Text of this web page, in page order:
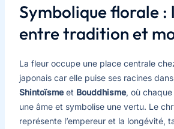
Symbolique florale :
entre tradition et
La fleur occupe une place centrale
japonais car elle puise ses racines
Shintoïsmeet Bouddhisme, où
une âme et symbolise une vertu. Le
représente l’empereur et la longévité,